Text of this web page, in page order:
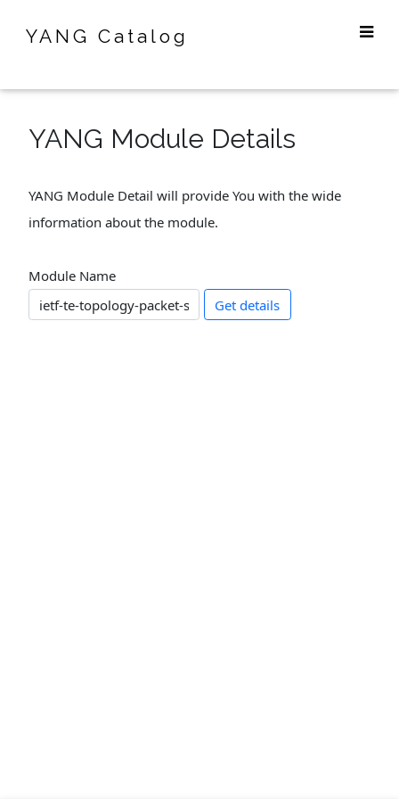
YANG Catalog
YANG Module Details
YANG Module Detail will provide You with the wide
information about the module.
Module Name
Get details